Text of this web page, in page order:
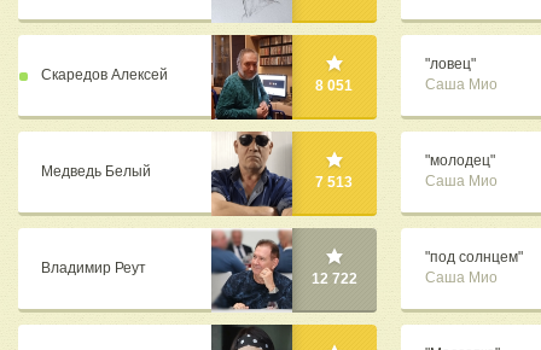
Скаредов Алексей
8 051
Медведь Белый
7 513
Владимир Реут
12 722
"ловец"
Саша Мио
"молодец"
Саша Мио
"под солнцем"
Саша Мио